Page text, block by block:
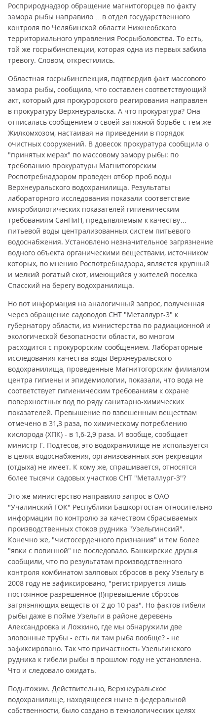
Росприроднадзор обращение магнитогорцев по факту
замора рыбы направило …в отдел государственного
контроля по Челябинской области Нижнеобского
территориального управления Росрыболовства. То есть,
той же госрыбинспекции, которая одна из первых забила
тревогу. Словом, открестились.
Областная госрыбинспекция, подтвердив факт массового
замора рыбы, сообщила, что составлен соответствующий
акт, который для прокурорского реагирования направлен
в прокуратуру Верхнеуральска. А что прокуратура? Она
отписалась сообщением о своей затяжной борьбе с тем же
Жилкомхозом, настаивая на приведении в порядок
очистных сооружений. В довесок прокуратура сообщила о
"принятых мерах" по массовому замору рыбы: по
требованию прокуратуры Магнитогорским
Роспотребнадзором проведен отбор проб воды
Верхнеуральского водохранилища. Результаты
лабораторного исследования показали соответствие
микробиологических показателей гигиеническим
требованиям СанПиН, предъявляемым к качеству…
питьевой воды централизованных систем питьевого
водоснабжения. Установлено незначительное загрязнение
водного объекта органическими веществами, источником
которых, по мнению Роспотребнадзора, является крупный
и мелкий рогатый скот, имеющийся у жителей поселка
Спасский на берегу водохранилища.
Но вот информация на аналогичный запрос, полученная
через обращение садоводов СНТ "Металлург-3" к
губернатору области, из министерства по радиационной и
экологической безопасности области, во многом
расходится с прокурорским сообщением. Лабораторные
исследования качества воды Верхнеуральского
водохранилища, проведенные Магнитогорским филиалом
центра гигиены и эпидемиологии, показали, что вода не
соответствует гигиеническим требованиям к охране
поверхностных вод по ряду санитарно-химических
показателей. Превышение по взвешенным веществам
отмечено в 31,3 раза, по химическому потреблению
кислорода (ХПК) - в 1,6-2,9 раза. И вообще, сообщает
министр Г. Подтесов, это водохранилище не используется
в целях водоснабжения, организованных зон рекреации
(отдыха) не имеет. К кому же, спрашивается, относятся
более тысячи садовых участков СНТ "Металлург-3"?
Это же министерство направило запрос в ОАО
"Учалинский ГОК" Республики Башкортостан относительно
информации по контролю за качеством сбрасываемых
производственных стоков рудника "Узельгинский".
Конечно же, "чистосердечного признания" и тем более
"явки с повинной" не последовало. Башкирские друзья
сообщили, что по результатам производственного
контроля комбинатом залповых сбросов в реку Узельгу в
2008 году не зафиксировано, "регистрируется лишь
постоянное разрешенное (!)превышение сбросов
загрязняющих веществ от 2 до 10 раз". Но фактов гибели
рыбы даже в пойме Узельги в районе деревень
Александровка и Ложкино, где мы обнаружили две
зловонные трубы - есть ли там рыба вообще? - не
зафиксировано. Так что причастность Узельгинского
рудника к гибели рыбы в прошлом году не установлена.
Что и следовало ожидать.
Подытожим. Действительно, Верхнеуральское
водохранилище, находящееся ныне в федеральной
собственности, было создано в технологических целях